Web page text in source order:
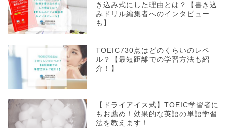
き込み式にした理由とは？【書き込
みドリル編集者へのインタビュー
も】
TOEIC730点はどのくらいのレベ
ル？【最短距離での学習方法も紹
介！】
【ドライアイス式】TOEIC学習者に
もお薦め！効果的な英語の単語学習
法を教えます！